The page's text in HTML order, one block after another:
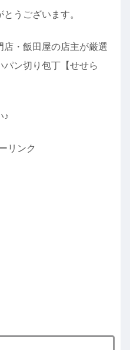
うございます。
・飯田屋の店主が厳選
パン切り包丁【せせら
♪
リンク